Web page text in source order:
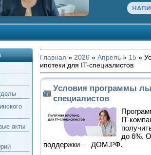
акты
Главная » 2026 » Апрель » 15 »
ипотеки для IT-специалистов
Условия программы
специалистов
IT-
до 6%.
поддержки — ДОМ.РФ.